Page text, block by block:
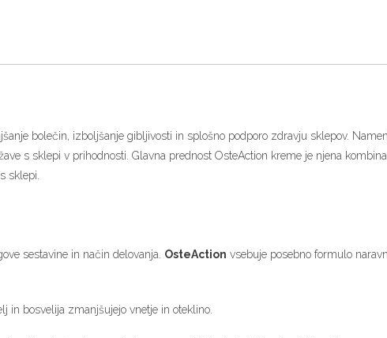
bolečin, izboljšanje gibljivosti in splošno podporo zdravju sklepov.
s sklepi v prihodnosti. Glavna prednost OsteAction kreme je njena
sklepi.
sestavine in način delovanja. OsteAction vsebuje posebno formulo
in bosvelija zmanjšujejo vnetje in oteklino.